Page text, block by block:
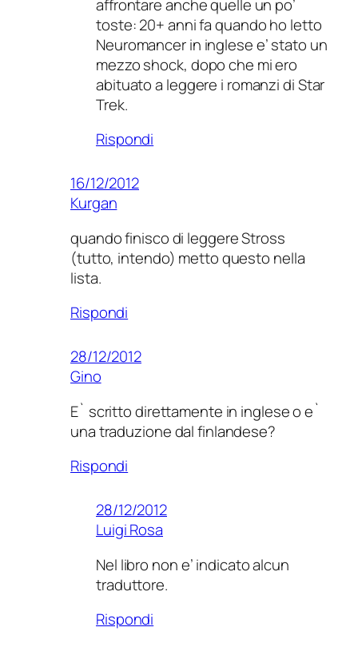
affrontare anche quelle un po’
toste: 20+ anni fa quando ho letto
Neuromancer in inglese e’ stato un
mezzo shock, dopo che mi ero
abituato a leggere i romanzi di Star
Trek.
Rispondi
16/12/2012
Kurgan
quando finisco di leggere Stross
(tutto, intendo) metto questo nella
lista.
Rispondi
28/12/2012
Gino
E` scritto direttamente in inglese o e`
una traduzione dal finlandese?
Rispondi
28/12/2012
Luigi Rosa
Nel libro non e’ indicato alcun
traduttore.
Rispondi